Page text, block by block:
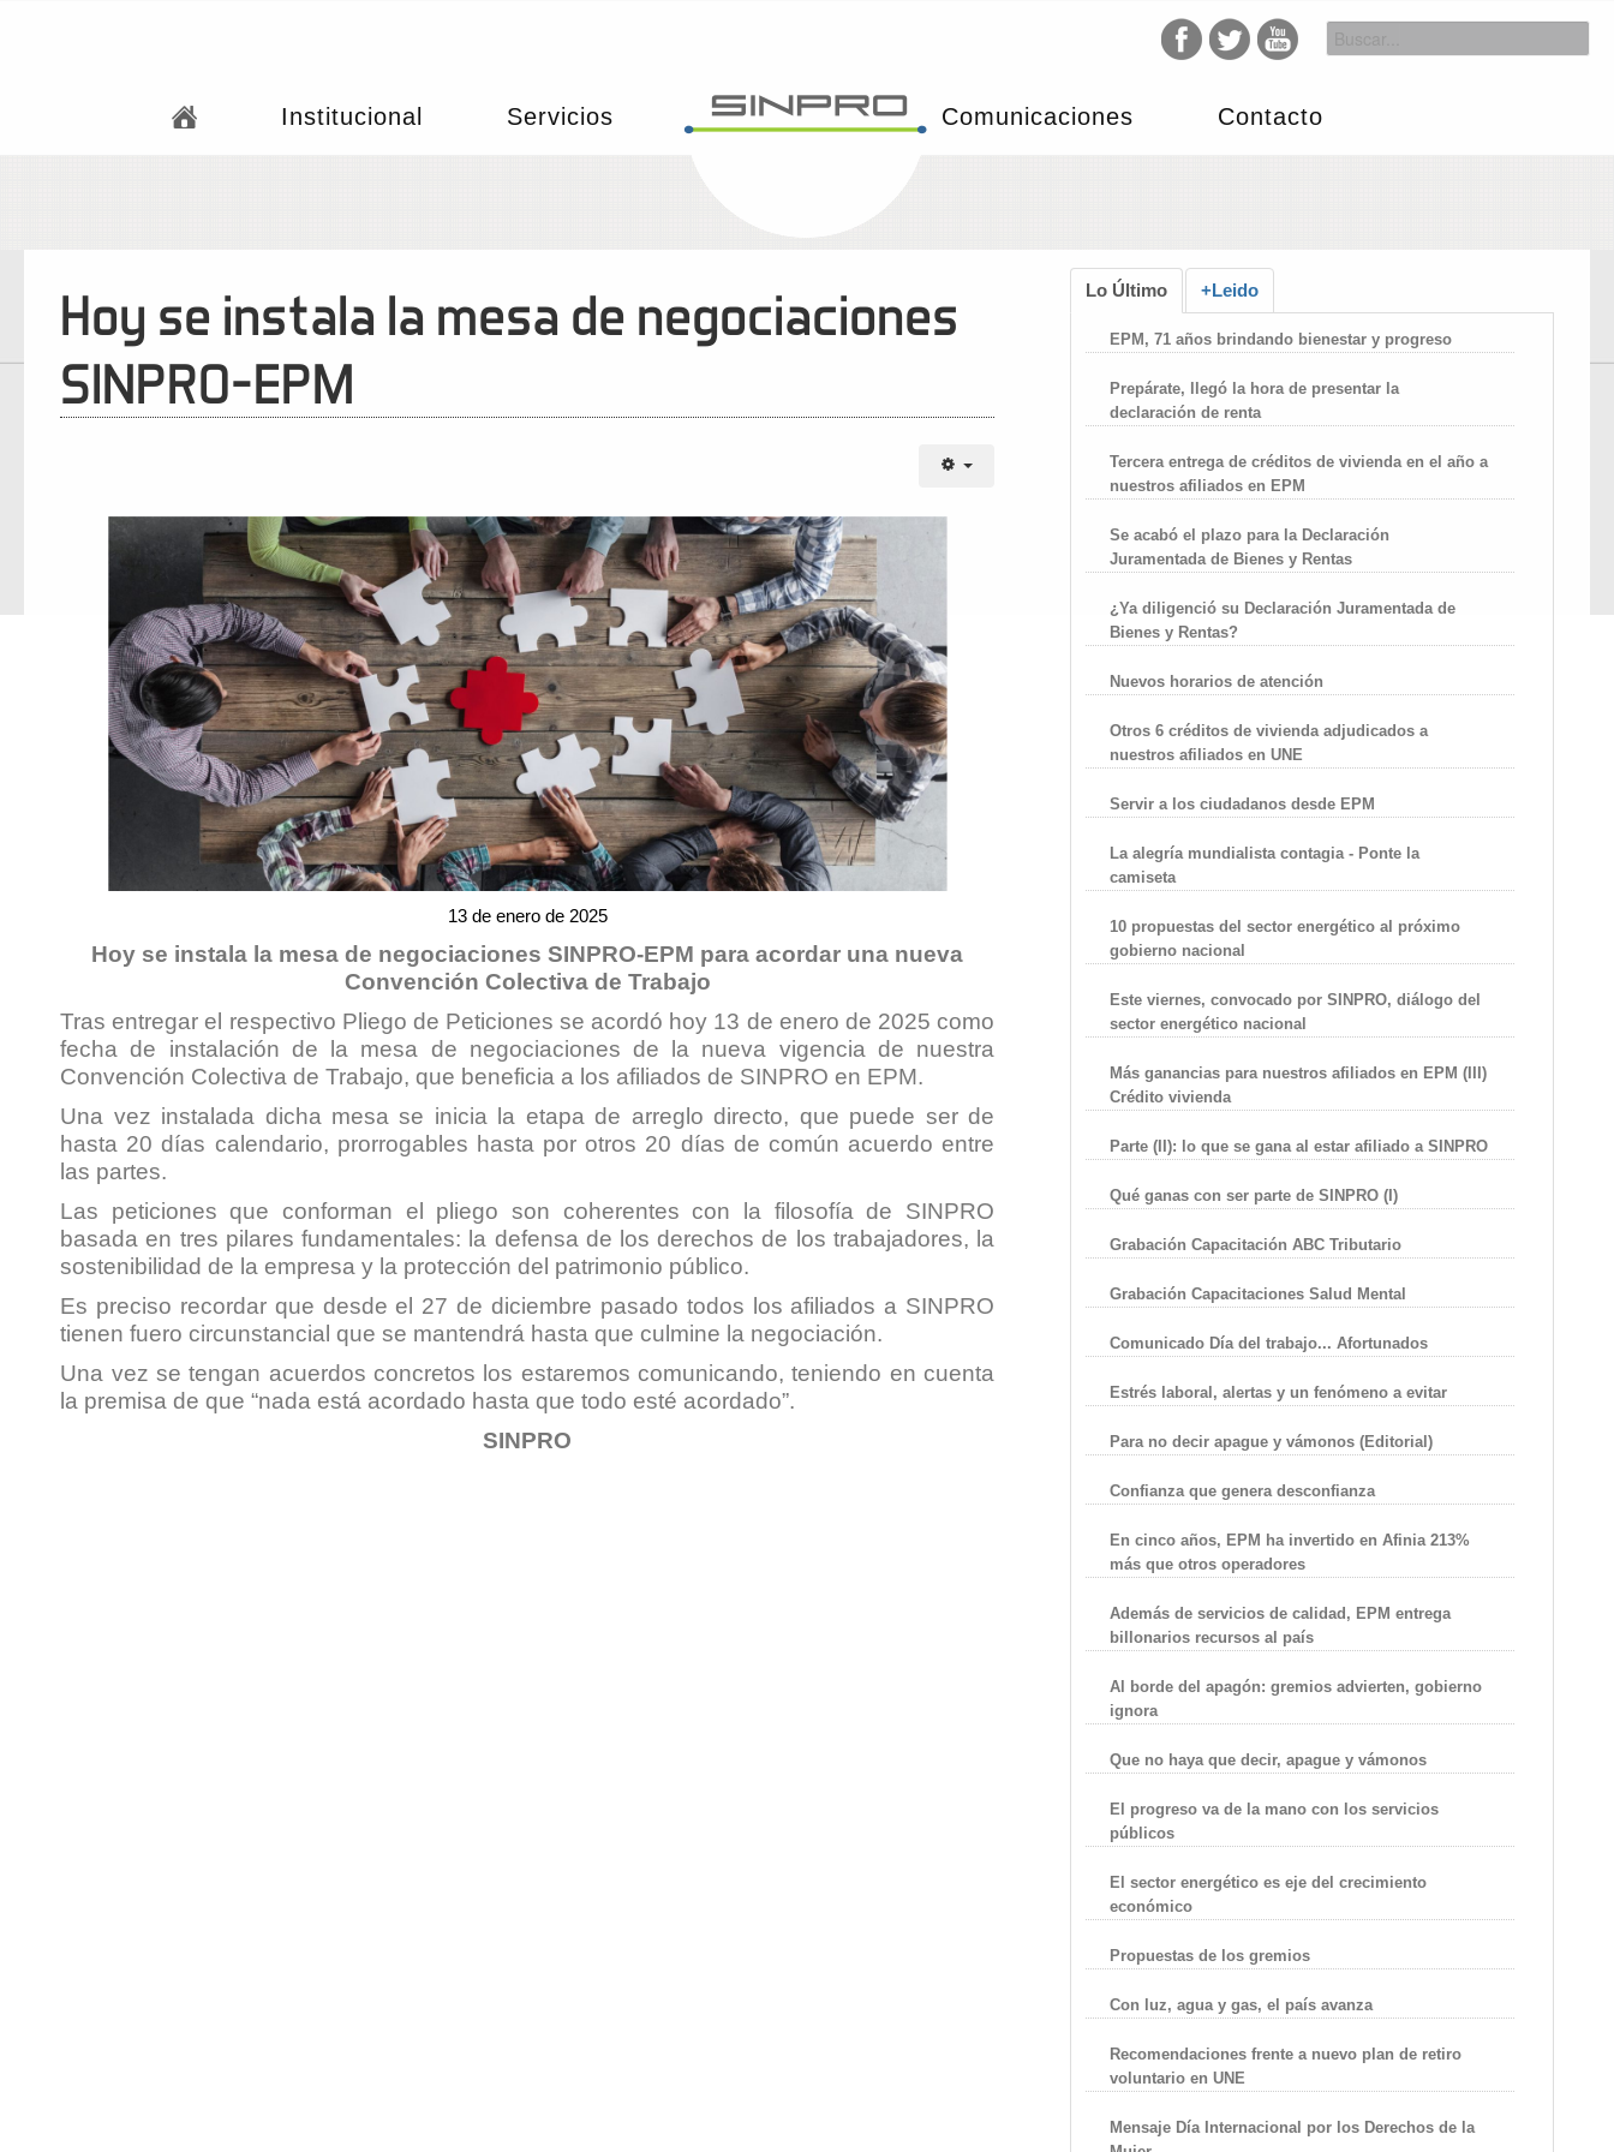
Institucional Servicios Comunicaciones Contacto
Hoy se instala la mesa de negociaciones
SINPRO-EPM
13 de enero de 2025
Hoy se instala la mesa de negociaciones SINPRO-EPM para acordar una nueva
Convención Colectiva de Trabajo
Tras entregar el respectivo Pliego de Peticiones se acordó hoy 13 de enero de 2025 como
fecha de instalación de la mesa de negociaciones de la nueva vigencia de nuestra
Convención Colectiva de Trabajo, que beneficia a los afiliados de SINPRO en EPM.
Una vez instalada dicha mesa se inicia la etapa de arreglo directo, que puede ser de
hasta 20 días calendario, prorrogables hasta por otros 20 días de común acuerdo entre
las partes.
Las peticiones que conforman el pliego son coherentes con la filosofía de SINPRO
basada en tres pilares fundamentales: la defensa de los derechos de los trabajadores, la
sostenibilidad de la empresa y la protección del patrimonio público.
Es preciso recordar que desde el 27 de diciembre pasado todos los afiliados a SINPRO
tienen fuero circunstancial que se mantendrá hasta que culmine la negociación.
Una vez se tengan acuerdos concretos los estaremos comunicando, teniendo en cuenta
la premisa de que “nada está acordado hasta que todo esté acordado”.
SINPRO
Lo Último +Leido
EPM, 71 años brindando bienestar y progreso
Prepárate, llegó la hora de presentar la
declaración de renta
Tercera entrega de créditos de vivienda en el año a
nuestros afiliados en EPM
Se acabó el plazo para la Declaración
Juramentada de Bienes y Rentas
¿Ya diligenció su Declaración Juramentada de
Bienes y Rentas?
Nuevos horarios de atención
Otros 6 créditos de vivienda adjudicados a
nuestros afiliados en UNE
Servir a los ciudadanos desde EPM
La alegría mundialista contagia - Ponte la
camiseta
10 propuestas del sector energético al próximo
gobierno nacional
Este viernes, convocado por SINPRO, diálogo del
sector energético nacional
Más ganancias para nuestros afiliados en EPM (III)
Crédito vivienda
Parte (II): lo que se gana al estar afiliado a SINPRO
Qué ganas con ser parte de SINPRO (I)
Grabación Capacitación ABC Tributario
Grabación Capacitaciones Salud Mental
Comunicado Día del trabajo... Afortunados
Estrés laboral, alertas y un fenómeno a evitar
Para no decir apague y vámonos (Editorial)
Confianza que genera desconfianza
En cinco años, EPM ha invertido en Afinia 213%
más que otros operadores
Además de servicios de calidad, EPM entrega
billonarios recursos al país
Al borde del apagón: gremios advierten, gobierno
ignora
Que no haya que decir, apague y vámonos
El progreso va de la mano con los servicios
públicos
El sector energético es eje del crecimiento
económico
Propuestas de los gremios
Con luz, agua y gas, el país avanza
Recomendaciones frente a nuevo plan de retiro
voluntario en UNE
Mensaje Día Internacional por los Derechos de la